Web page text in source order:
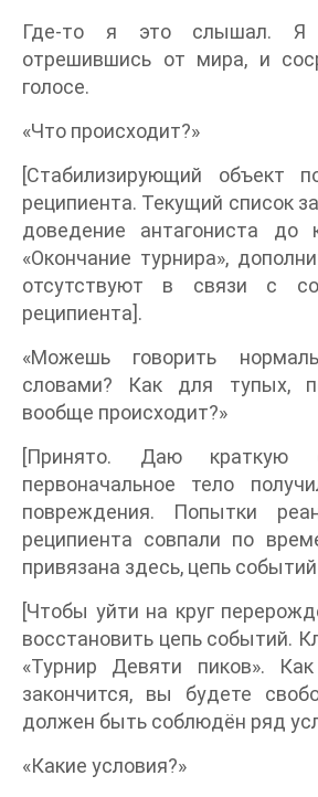
Где-то я это слышал. Я
отрешившись от мира, и
голосе.
«Что происходит?»
[Стабилизирующий объект
реципиента. Текущий список
доведение антагониста до
«Окончание турнира»,
отсутствуют в связи с
реципиента].
«Можешь говорить
словами? Как для тупых,
вообще происходит?»
[Принято. Даю краткую
первоначальное тело
повреждения. Попытки
реципиента совпали по
привязана здесь, цепь
[Чтобы уйти на круг
восстановить цепь событий.
«Турнир Девяти пиков».
закончится, вы будете
должен быть соблюдён ряд
«Какие условия?»